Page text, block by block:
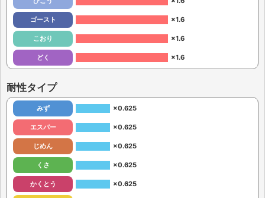
ゴースト ×1.6
こおり ×1.6
どく ×1.6
耐性タイプ
みず ×0.625
エスパー ×0.625
じめん ×0.625
くさ ×0.625
かくとう ×0.625